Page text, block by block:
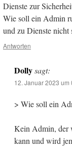
Dienste zur
Wie soll ein Admin
und zu Dienste nicht
Antworten
Dolly sagt:
12. Januar 2023 um
> Wie soll ein
Kein Admin, der
kann und wird